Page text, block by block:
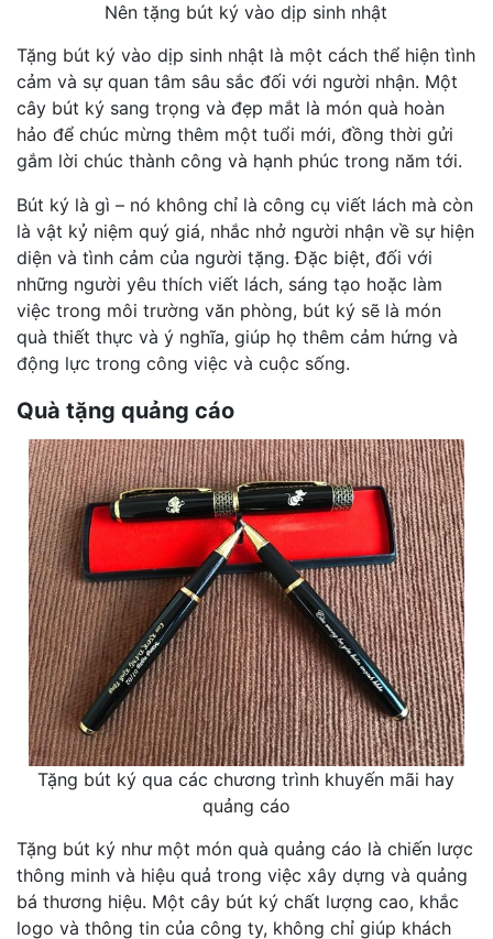
Nên tặng bút ký vào dịp sinh nhật
Tặng bút ký vào dịp sinh nhật là một cách thể hiện tình
cảm và sự quan tâm sâu sắc đối với người nhận. Một
cây bút ký sang trọng và đẹp mắt là món quà hoàn
hảo để chúc mừng thêm một tuổi mới, đồng thời gửi
gắm lời chúc thành công và hạnh phúc trong năm tới.
Bút ký là gì – nó không chỉ là công cụ viết lách mà còn
là vật kỷ niệm quý giá, nhắc nhở người nhận về sự hiện
diện và tình cảm của người tặng. Đặc biệt, đối với
những người yêu thích viết lách, sáng tạo hoặc làm
việc trong môi trường văn phòng, bút ký sẽ là món
quà thiết thực và ý nghĩa, giúp họ thêm cảm hứng và
động lực trong công việc và cuộc sống.
Quà tặng quảng cáo
Tặng bút ký qua các chương trình khuyến mãi hay
quảng cáo
Tặng bút ký như một món quà quảng cáo là chiến lược
thông minh và hiệu quả trong việc xây dựng và quảng
bá thương hiệu. Một cây bút ký chất lượng cao, khắc
logo và thông tin của công ty, không chỉ giúp khách